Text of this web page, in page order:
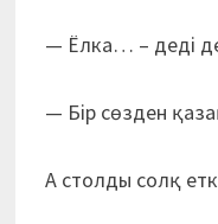
— Ёлка… – деді
— Бір сөзден
А столды солқ